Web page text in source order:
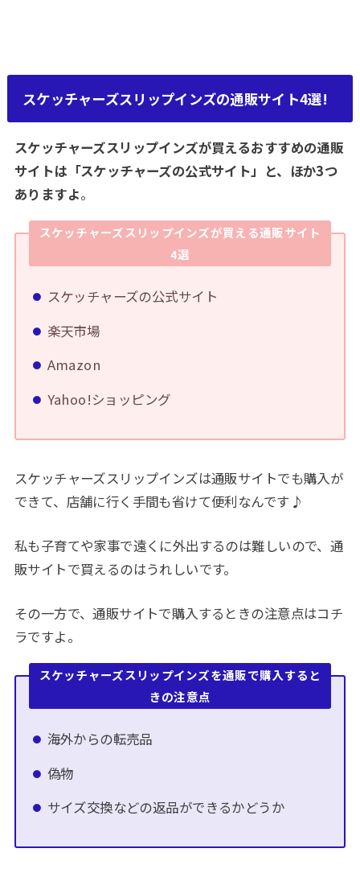
スケッチャーズスリップインズの通販サイト4選!
スケッチャーズスリップインズが買えるおすすめの通販
サイトは「スケッチャーズの公式サイト」と、ほか3つ
ありますよ。
スケッチャーズスリップインズが買える通販サイト
4選
スケッチャーズの公式サイト
楽天市場
Amazon
Yahoo!ショッピング
スケッチャーズスリップインズは通販サイトでも購入が
できて、店舗に行く手間も省けて便利なんです♪
私も子育てや家事で遠くに外出するのは難しいので、通
販サイトで買えるのはうれしいです。
その一方で、通販サイトで購入するときの注意点はコチ
ラですよ。
スケッチャーズスリップインズを通販で購入すると
きの注意点
海外からの転売品
偽物
サイズ交換などの返品ができるかどうか